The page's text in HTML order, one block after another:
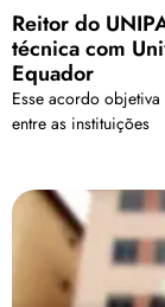
Reitor do
técnica com
Equador
Esse acordo
entre as instituições